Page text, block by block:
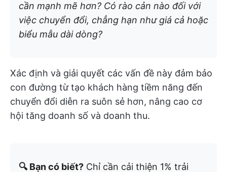
cần mạnh mẽ hơn? Có rào cản nào đối với
việc chuyển đổi, chẳng hạn như giá cả hoặc
biểu mẫu dài dòng?
Xác định và giải quyết các vấn đề này đảm bảo
con đường từ tạo khách hàng tiềm năng đến
chuyển đổi diễn ra suôn sẻ hơn, nâng cao cơ
hội tăng doanh số và doanh thu.
🔍 Bạn có biết? Chỉ cần cải thiện 1% trải